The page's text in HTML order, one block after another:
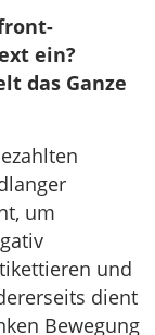
ein?
das Ganze
um
und
dient
Bewegung